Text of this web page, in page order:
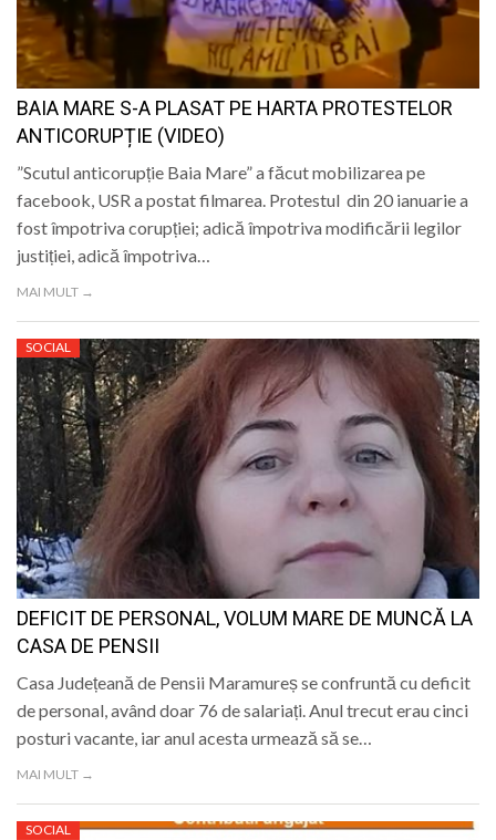
LIFE
BAIA MARE S-A PLASAT PE HARTA PROTESTELOR
ANTICORUPȚIE (VIDEO)
”Scutul anticorupție Baia Mare” a făcut mobilizarea pe
facebook, USR a postat filmarea. Protestul din 20 ianuarie a
fost împotriva corupției; adică împotriva modificării legilor
justiției, adică împotriva…
MAI MULT →
SOCIAL
DEFICIT DE PERSONAL, VOLUM MARE DE MUNCĂ LA
CASA DE PENSII
Casa Județeană de Pensii Maramureș se confruntă cu deficit
de personal, având doar 76 de salariați. Anul trecut erau cinci
posturi vacante, iar anul acesta urmează să se…
MAI MULT →
SOCIAL